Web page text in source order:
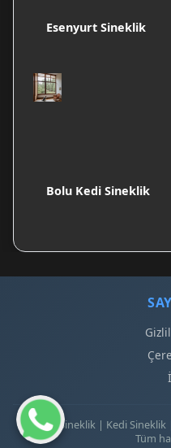
Esenyurt Sineklik
Bolu Kedi Sineklik
© 2026 Sineklik | Kedi
Tüm